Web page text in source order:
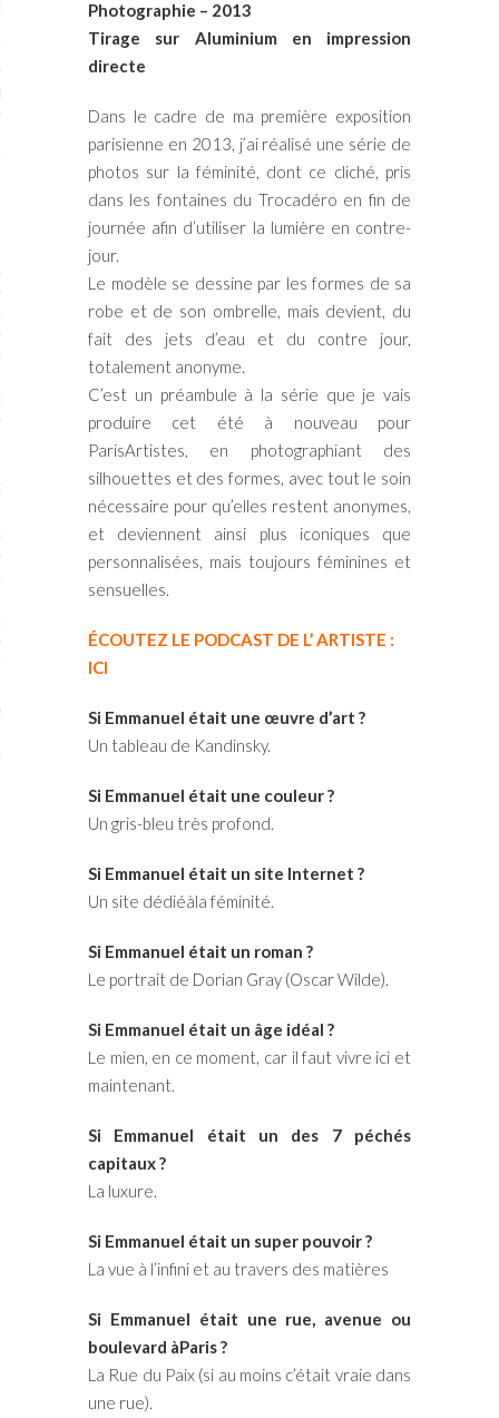
2017
MURS 2017-2018
PARISARTISTES # 2016
DON
Photographie – 2013
Tirage sur Aluminium en impression
directe
Dans le cadre de ma première exposition
parisienne en 2013, j’ai réalisé une série de
photos sur la féminité, dont ce cliché, pris
dans les fontaines du Trocadéro en fin de
journée afin d’utiliser la lumière en contre-
jour.
Le modèle se dessine par les formes de sa
robe et de son ombrelle, mais devient, du
fait des jets d’eau et du contre jour,
totalement anonyme.
C’est un préambule à la série que je vais
produire cet été à nouveau pour
ParisArtistes, en photographiant des
silhouettes et des formes, avec tout le soin
nécessaire pour qu’elles restent anonymes,
et deviennent ainsi plus iconiques que
personnalisées, mais toujours féminines et
sensuelles.
ÉCOUTEZ LE PODCAST DE L’ ARTISTE :
ICI
Si Emmanuel était une œuvre d’art ?
Un tableau de Kandinsky.
Si Emmanuel était une couleur ?
Un gris-bleu très profond.
Si Emmanuel était un site Internet ?
Un site dédiéàla féminité.
Si Emmanuel était un roman ?
Le portrait de Dorian Gray (Oscar Wilde).
Si Emmanuel était un âge idéal ?
Le mien, en ce moment, car il faut vivre ici et
maintenant.
Si Emmanuel était un des 7 péchés
capitaux ?
La luxure.
Si Emmanuel était un super pouvoir ?
La vue à l’infini et au travers des matières
Si Emmanuel était une rue, avenue ou
boulevard àParis ?
La Rue du Paix (si au moins c’était vraie dans
une rue).